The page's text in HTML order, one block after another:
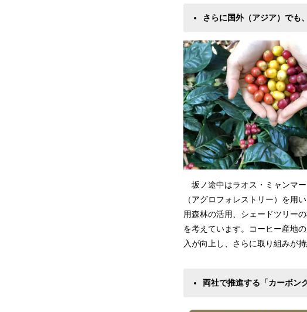
さらに国外（アジア）でも
坂ノ途中はラオス・ミャンマ
（アグロフォレストリー）を用
用森林の活用、シェードツリー
を考えています。コーヒー産地
入が向上し、さらに取り組みが
両社で推進する「カーボン